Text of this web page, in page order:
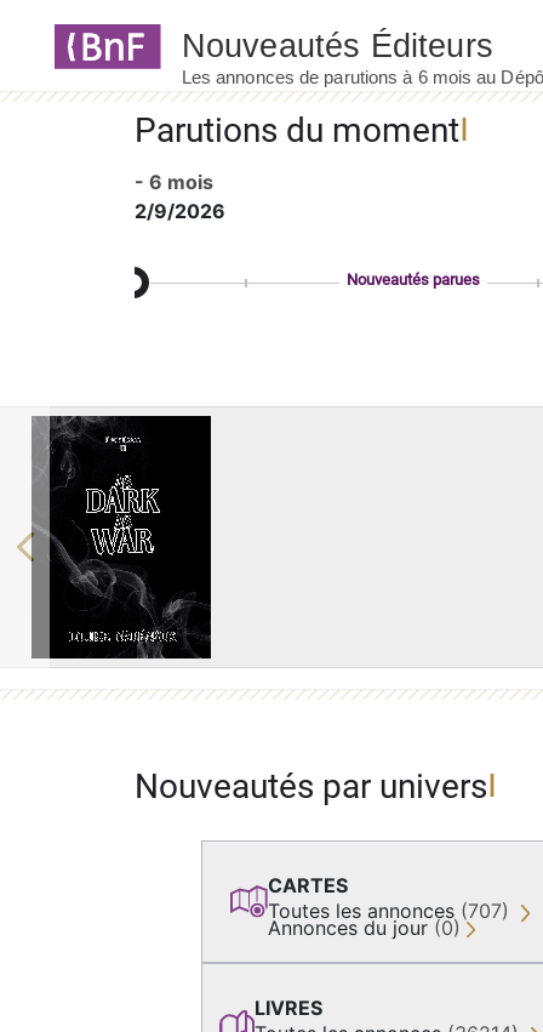
Parutions du moment
- 6 mois
2/9/2026
Nouveautés parues
Previous
Nouveautés par univers
CARTES
Toutes les annonces (707)
Annonces du jour (0)
LIVRES